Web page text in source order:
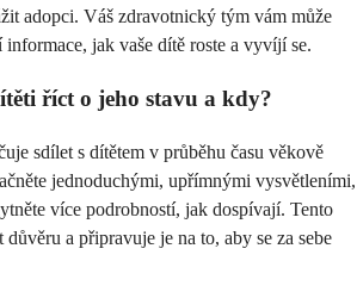
adopci. Váš zdravotnický tým vám může
jak vaše dítě roste a vyvíjí se.
říct o jeho stavu a kdy?
sdílet s dítětem v průběhu času věkově
jednoduchými, upřímnými vysvětleními,
více podrobností, jak dospívají. Tento
a připravuje je na to, aby se za sebe